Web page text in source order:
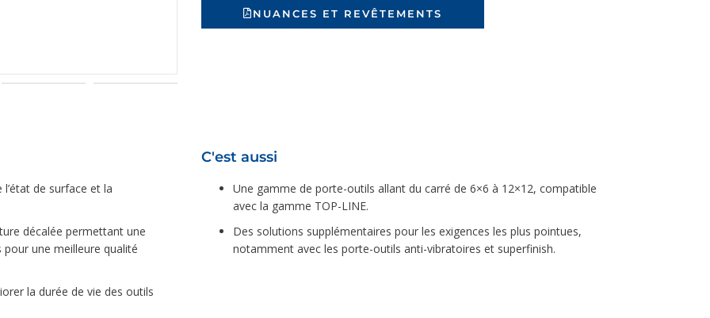
NUANCES ET REVÊTEMENTS
de surface et la
décalée permettant une
une meilleure qualité
la durée de vie des outils
C'est aussi
Une gamme de porte-outils allant du carré de 6×6 à 12×12, compatible
avec la gamme TOP-LINE.
Des solutions supplémentaires pour les exigences les plus pointues,
notamment avec les porte-outils anti-vibratoires et superfinish.